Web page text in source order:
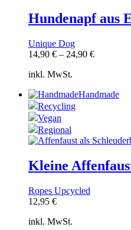
Hundenapf aus
Unique Dog
14,90 € – 24,90 €
inkl. MwSt.
Handmade
Recycling
Vegan
Regional
Kleine
Ropes Upcycled
12,95 €
inkl. MwSt.